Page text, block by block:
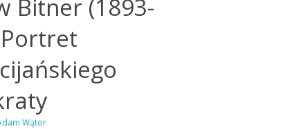
Bitner (1893-
Wątor